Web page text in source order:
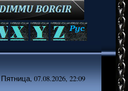
Пятница, 07.08.2026, 22:09